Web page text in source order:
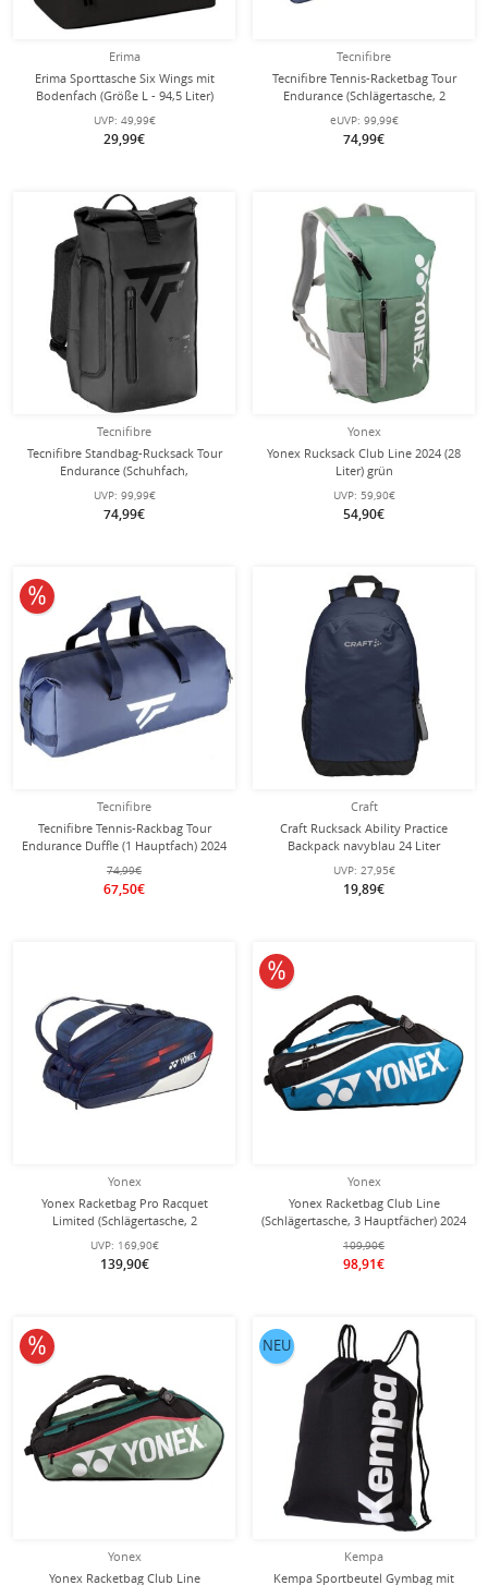
Erima
Erima Sporttasche Six Wings mit
Bodenfach (Größe L - 94,5 Liter)
schwarz 60x35x45cm
UVP: 49,99€
29,99€
Tecnifibre
Tecnifibre Tennis-Racketbag Tour
Endurance (Schlägertasche, 2
Hauptfächer) 2024 navyblau 9er
eUVP: 99,99€
74,99€
Tecnifibre
Tecnifibre Standbag-Rucksack Tour
Endurance (Schuhfach,
Schlägerfach) 2024 schwarz
54,5x32x22,5cm
UVP: 99,99€
74,99€
Yonex
Yonex Rucksack Club Line 2024 (28
Liter) grün
UVP: 59,90€
54,90€
Tecnifibre
Tecnifibre Tennis-Rackbag Tour
Endurance Duffle (1 Hauptfach) 2024
navyblau
74,99€
67,50€
10% reduziert
Craft
Craft Rucksack Ability Practice
Backpack navyblau 24 Liter
UVP: 27,95€
19,89€
Yonex
Yonex Racketbag Pro Racquet
Limited (Schlägertasche, 2
Hauptfächer) 2024
navyblau/weiss/rot 6er
UVP: 169,90€
139,90€
Yonex
Yonex Racketbag Club Line
(Schlägertasche, 3 Hauptfächer) 2024
blau/schwarz 12er
109,90€
98,91€
10% reduziert
Yonex
Yonex Racketbag Club Line
10% reduziert
Kempa
Kempa Sportbeutel Gymbag mit
NEU